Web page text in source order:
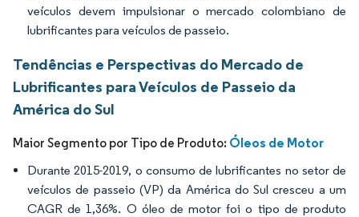
veículos devem impulsionar o mercado colombiano de
lubrificantes para veículos de passeio.
Tendências e Perspectivas do Mercado de
Lubrificantes para Veículos de Passeio da
América do Sul
Maior Segmento por Tipo de Produto: Óleos de Motor
Durante 2015-2019, o consumo de lubrificantes no setor de
veículos de passeio (VP) da América do Sul cresceu a um
CAGR de 1,36%. O óleo de motor foi o tipo de produto